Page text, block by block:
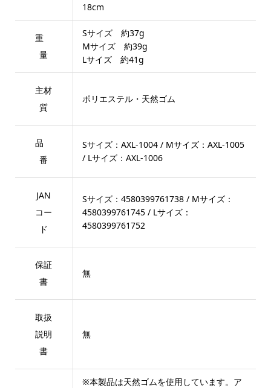
18cm
重
量
Sサイズ 約37g
Mサイズ 約39g
Lサイズ 約41g
主材
質
ポリエステル・天然ゴム
品
番
Sサイズ：AXL-1004 / Mサイズ：AXL-1005
/ Lサイズ：AXL-1006
JAN
コー
ド
Sサイズ：4580399761738 / Mサイズ：
4580399761745 / Lサイズ：
4580399761752
保証
書
無
取扱
説明
書
無
※本製品は天然ゴムを使用しています。ア